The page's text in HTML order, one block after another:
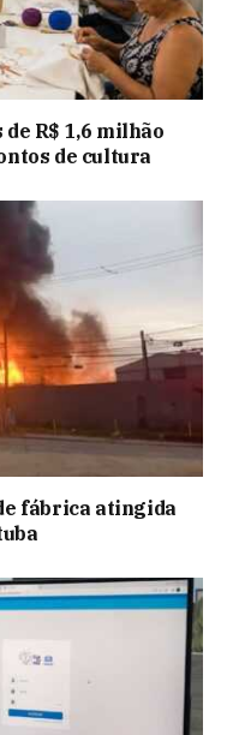
R$ 1,6 milhão
de cultura
fábrica atingida